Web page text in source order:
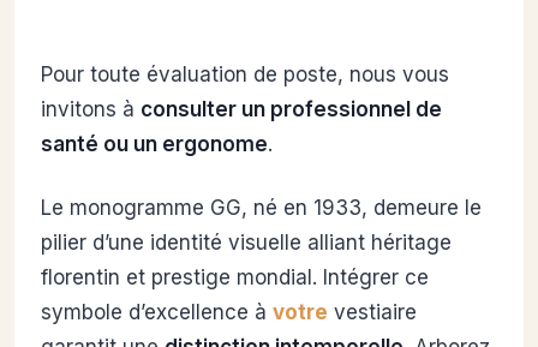
Pour toute évaluation de poste, nous vous
invitons à consulter un professionnel de
santé ou un ergonome.
Le monogramme GG, né en 1933, demeure le
pilier d’une identité visuelle alliant héritage
florentin et prestige mondial. Intégrer ce
symbole d’excellence à votre vestiaire